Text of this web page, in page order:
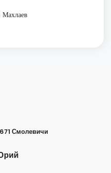
Смолевичи